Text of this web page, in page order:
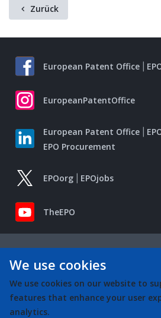
Zurück
European Patent Office
EuropeanPatentOffice
European Patent Office
EPO Procurement
EPOorg EPOjobs
TheEPO
We use cookies
We use cookies on our website to
features that enhance your user
analytics.